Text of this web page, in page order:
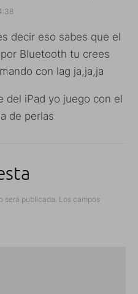
decir eso sabes que el
Bluetooth tu crees
con lag ja,ja,ja
del iPad yo juego con el
de perlas
será publicada. Los campos